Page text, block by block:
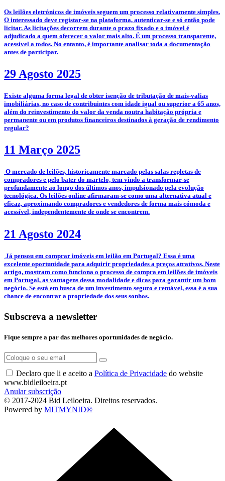
­­Os leilões eletrónicos de imóveis seguem um processo relativamente simples.
O interessado deve registar-se na plataforma, autenticar-se e só então pode
licitar. As licitações decorrem durante o prazo fixado e o imóvel é
adjudicado a quem oferecer o valor mais alto. É um processo transparente,
acessível a todos. No entanto, é importante analisar toda a documentação
antes de participar.
29 Agosto 2025
­Existe alguma forma legal de obter isenção de tributação de mais-valias
imobiliárias, no caso de contribuintes com idade igual ou superior a 65 anos,
além do reinvestimento do valor da venda noutra habitação própria e
permanente ou em produtos financeiros destinados à geração de rendimento
regular?
11 Março 2025
­­­­ O mercado de leilões, historicamente marcado pelas salas repletas de
compradores e pelo bater do martelo, tem vindo a transformar-se
profundamente ao longo dos últimos anos, impulsionado pela evolução
tecnológica. Os leilões online afirmaram-se como uma alternativa atual e
eficaz, aproximando compradores e vendedores de forma mais cómoda e
acessível, independentemente de onde se encontrem.
21 Agosto 2024
­ Já pensou em comprar imóveis em leilão em Portugal? Essa é uma
excelente oportunidade para adquirir propriedades a preços atrativos. Neste
artigo, mostram como funciona o processo de compra em leilões de imóveis
em Portugal, as vantagens dessa modalidade e dicas para garantir um bom
negócio. Se está em busca de um investimento seguro e rentável, essa é a sua
chance de encontrar a propriedade dos seus sonhos.
Subscreva a newsletter
Fique sempre a par das melhores oportunidades de negócio.
Declaro que li e aceito a Política de Privacidade do website
www.bidleiloeira.pt
Anular subscrição
© 2017-2024 Bid Leiloeira. Direitos reservados.
Powered by MITMYNID®